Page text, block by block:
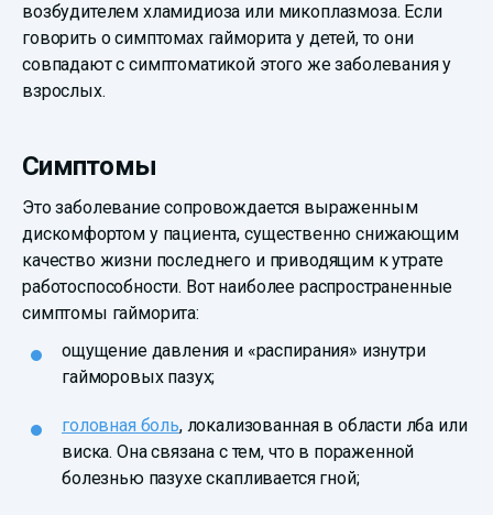
возбудителем хламидиоза или микоплазмоза. Если
говорить о симптомах гайморита у детей, то они
совпадают с симптоматикой этого же заболевания у
взрослых.
Симптомы
Это заболевание сопровождается выраженным
дискомфортом у пациента, существенно снижающим
качество жизни последнего и приводящим к утрате
работоспособности. Вот наиболее распространенные
симптомы гайморита:
ощущение давления и «распирания» изнутри
гайморовых пазух;
головная боль, локализованная в области лба или
виска. Она связана с тем, что в пораженной
болезнью пазухе скапливается гной;